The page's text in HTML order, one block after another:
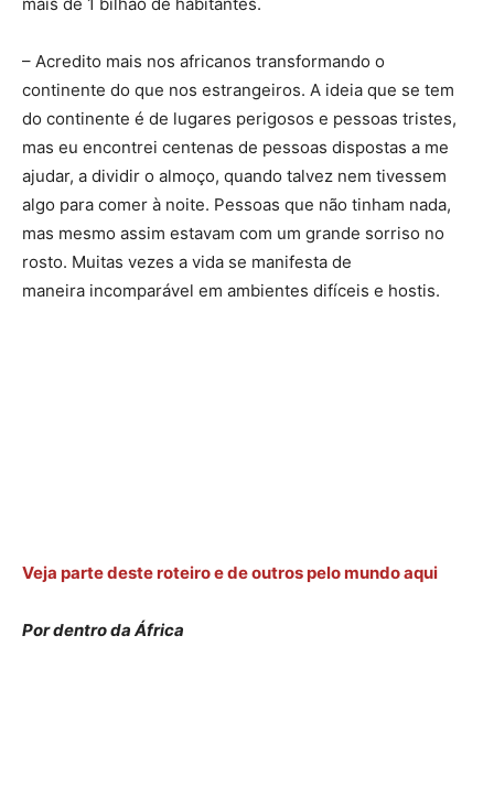
– Acredito mais nos africanos transformando o
continente do que nos estrangeiros. A ideia que se tem
do continente é de lugares perigosos e pessoas tristes,
mas eu encontrei centenas de pessoas dispostas a me
ajudar, a dividir o almoço, quando talvez nem tivessem
algo para comer à noite. Pessoas que não tinham nada,
mas mesmo assim estavam com um grande sorriso no
rosto. Muitas vezes a vida se manifesta de
maneira incomparável em ambientes difíceis e hostis.
Veja parte deste roteiro e de outros pelo mundo aqui
Por dentro da África